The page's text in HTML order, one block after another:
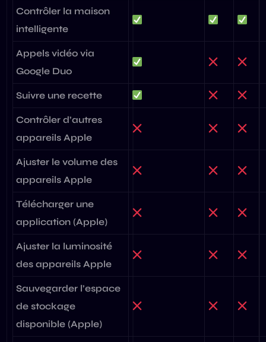
Contrôler la maison
intelligente
Appels vidéo via
Google Duo
Suivre une recette
Contrôler d’autres
appareils Apple
Ajuster le volume des
appareils Apple
Télécharger une
application (Apple)
Ajuster la luminosité
des appareils Apple
Sauvegarder l’espace
de stockage
disponible (Apple)